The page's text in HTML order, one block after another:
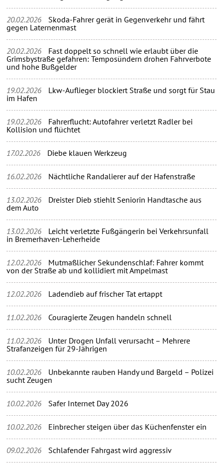
20.02.2026
Skoda-Fahrer gerät in Gegenverkehr und fährt
gegen Laternenmast
20.02.2026
Fast doppelt so schnell wie erlaubt über die
Grimsbystraße gefahren: Temposündern drohen Fahrverbote
und hohe Bußgelder
19.02.2026
Lkw-Auflieger blockiert Straße und sorgt für Stau
im Hafen
19.02.2026
Fahrerflucht: Autofahrer verletzt Radler bei
Kollision und flüchtet
17.02.2026 Diebe klauen Werkzeug
16.02.2026 Nächtliche Randalierer auf der Hafenstraße
13.02.2026
Dreister Dieb stiehlt Seniorin Handtasche aus
dem Auto
13.02.2026
Leicht verletzte Fußgängerin bei Verkehrsunfall
in Bremerhaven-Leherheide
12.02.2026
Mutmaßlicher Sekundenschlaf: Fahrer kommt
von der Straße ab und kollidiert mit Ampelmast
12.02.2026 Ladendieb auf frischer Tat ertappt
11.02.2026 Couragierte Zeugen handeln schnell
11.02.2026
Unter Drogen Unfall verursacht – Mehrere
Strafanzeigen für 29-Jährigen
10.02.2026
Unbekannte rauben Handy und Bargeld – Polizei
sucht Zeugen
10.02.2026 Safer Internet Day 2026
10.02.2026 Einbrecher steigen über das Küchenfenster ein
09.02.2026 Schlafender Fahrgast wird aggressiv